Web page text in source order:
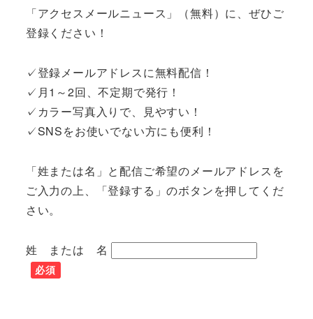
「アクセスメールニュース」（無料）に、ぜひご
登録ください！
✓登録メールアドレスに無料配信！
✓月1～2回、不定期で発行！
✓カラー写真入りで、見やすい！
✓SNSをお使いでない方にも便利！
「姓または名」と配信ご希望のメールアドレスを
ご入力の上、「登録する」のボタンを押してくだ
さい。
姓 または 名
必須